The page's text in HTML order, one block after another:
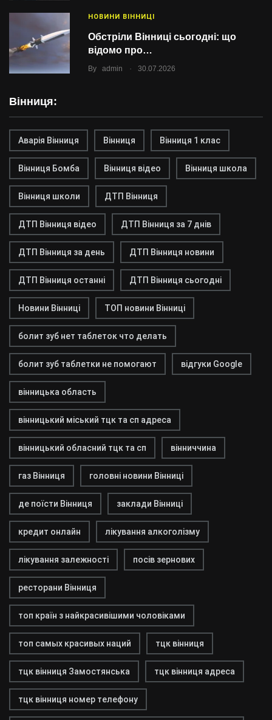
НОВИНИ ВІННИЦІ
Обстріли Вінниці сьогодні: що
відомо про…
By admin . 30.07.2026
Вінниця:
Аварія Вінниця Вінниця Вінниця 1 клас
Вінниця Бомба Вінниця відео Вінниця школа
Вінниця школи ДТП Вінниця
ДТП Вінниця відео ДТП Вінниця за 7 днів
ДТП Вінниця за день ДТП Вінниця новини
ДТП Вінниця останні ДТП Вінниця сьогодні
Новини Вінниці ТОП новини Вінниці
болит зуб нет таблеток что делать
болит зуб таблетки не помогают відгуки Google
вінницька область
вінницький міський тцк та сп адреса
вінницький обласний тцк та сп вінниччина
газ Вінниця головні новини Вінниці
де поїсти Вінниця заклади Вінниці
кредит онлайн лікування алкоголізму
лікування залежності посів зернових
ресторани Вінниця
топ країн з найкрасивішими чоловіками
топ самых красивых наций тцк вінниця
тцк вінниця Замостянська тцк вінниця адреса
тцк вінниця номер телефону